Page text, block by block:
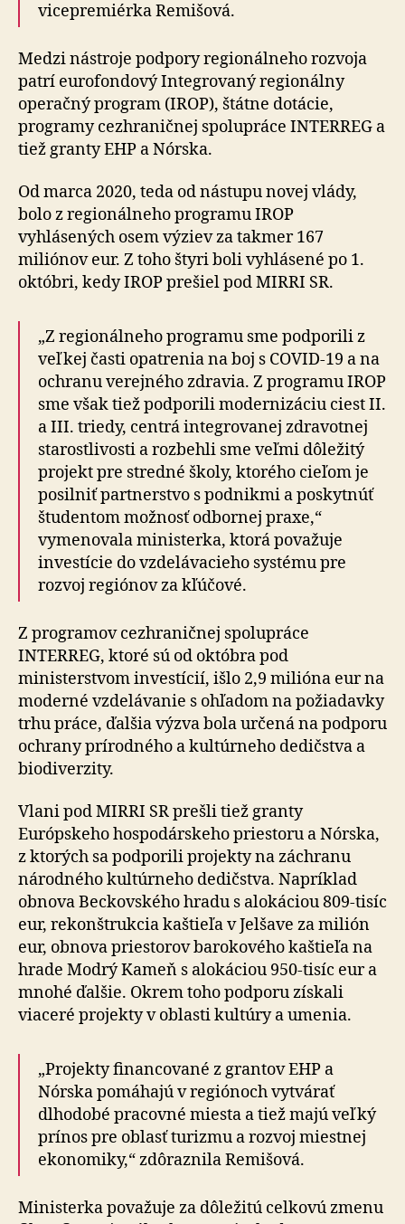
vicepremiérka Remišová.
Medzi nástroje podpory regionálneho rozvoja
patrí eurofondový Integrovaný regionálny
operačný program (IROP), štátne dotácie,
programy cezhraničnej spolupráce INTERREG a
tiež granty EHP a Nórska.
Od marca 2020, teda od nástupu novej vlády,
bolo z regionálneho programu IROP
vyhlásených osem výziev za takmer 167
miliónov eur. Z toho štyri boli vyhlásené po 1.
októbri, kedy IROP prešiel pod MIRRI SR.
„Z regionálneho programu sme podporili z
veľkej časti opatrenia na boj s COVID-19 a na
ochranu verejného zdravia. Z programu IROP
sme však tiež podporili modernizáciu ciest II.
a III. triedy, centrá integrovanej zdravotnej
starostlivosti a rozbehli sme veľmi dôležitý
projekt pre stredné školy, ktorého cieľom je
posilniť partnerstvo s podnikmi a poskytnúť
študentom možnosť odbornej praxe,“
vymenovala ministerka, ktorá považuje
investície do vzdelávacieho systému pre
rozvoj regiónov za kľúčové.
Z programov cezhraničnej spolupráce
INTERREG, ktoré sú od októbra pod
ministerstvom investícií, išlo 2,9 milióna eur na
moderné vzdelávanie s ohľadom na požiadavky
trhu práce, ďalšia výzva bola určená na podporu
ochrany prírodného a kultúrneho dedičstva a
biodiverzity.
Vlani pod MIRRI SR prešli tiež granty
Európskeho hospodárskeho priestoru a Nórska,
z ktorých sa podporili projekty na záchranu
národného kultúrneho dedičstva. Napríklad
obnova Beckovského hradu s alokáciou 809-tisíc
eur, rekonštrukcia kaštieľa v Jelšave za milión
eur, obnova priestorov barokového kaštieľa na
hrade Modrý Kameň s alokáciou 950-tisíc eur a
mnohé ďalšie. Okrem toho podporu získali
viaceré projekty v oblasti kultúry a umenia.
„Projekty financované z grantov EHP a
Nórska pomáhajú v regiónoch vytvárať
dlhodobé pracovné miesta a tiež majú veľký
prínos pre oblasť turizmu a rozvoj miestnej
ekonomiky,“ zdôraznila Remišová.
Ministerka považuje za dôležitú celkovú zmenu